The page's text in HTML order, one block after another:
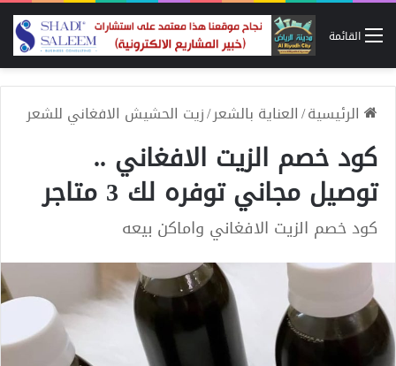
القائمة
الرئيسية/العناية بالشعر/زيت الحشيش الافغاني للشعر
كود خصم الزيت الافغاني ..
توصيل مجاني توفره لك 3 متاجر
كود خصم الزيت الافغاني واماكن بيعه